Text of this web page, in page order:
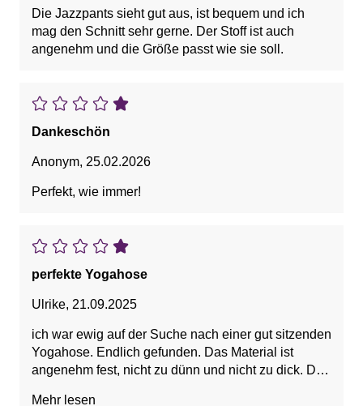
Die Jazzpants sieht gut aus, ist bequem und ich
mag den Schnitt sehr gerne. Der Stoff ist auch
angenehm und die Größe passt wie sie soll.
Dankeschön
Anonym, 25.02.2026
Perfekt, wie immer!
perfekte Yogahose
Ulrike, 21.09.2025
ich war ewig auf der Suche nach einer gut sitzenden
Yogahose. Endlich gefunden. Das Material ist
angenehm fest, nicht zu dünn und nicht zu dick. Der
Mehr lesen